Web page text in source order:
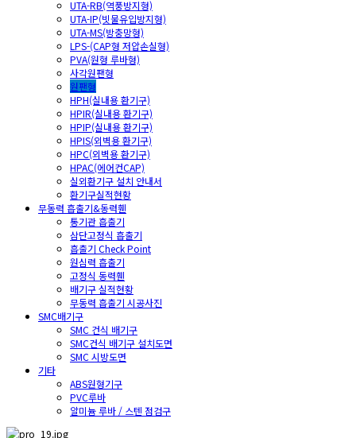
UTA-RB(역풍방지형)
UTA-IP(빗물유입방지형)
UTA-MS(방충망형)
LPS-(CAP형 저압손실형)
PVA(원형 루바형)
사각원팬형
원팬형
HPH(실내용 환기구)
HPIR(실내용 환기구)
HPIP(실내용 환기구)
HPIS(외벽용 환기구)
HPC(외벽용 환기구)
HPAC(에어컨CAP)
실외환기구 설치 안내서
환기구실적현황
무동력 흡출기&동력휀
통기관 흡출기
삼단고정식 흡출기
흡출기 Check Point
원심력 흡출기
고정식 동력휀
배기구 실적현황
무동력 흡출기 시공사진
SMC배기구
SMC 건식 배기구
SMC건식 배기구 설치도면
SMC 시방도면
기타
ABS원형기구
PVC루바
알미늄 루바 / 스텐 점검구